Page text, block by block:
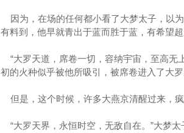
因为，在场的任何都小看了大梦太子，以
有料到，他早就青出于蓝而胜于蓝，有希望
“大罗天道，席卷一切，容纳宇宙，至高无
初的火种似乎被他所吸引，被席卷进入了大罗
但是，这个时候，许多大燕京清醒过来，疯
“大罗天界，永恒时空，无敌自在。”大梦